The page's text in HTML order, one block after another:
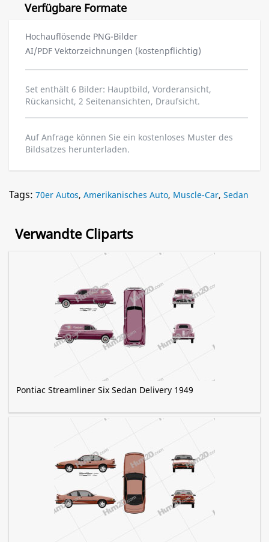
Verfügbare Formate
Hochauflösende PNG-Bilder
AI/PDF Vektorzeichnungen (kostenpflichtig)
Set enthält 6 Bilder: Hauptbild, Vorderansicht,
Rückansicht, 2 Seitenansichten, Draufsicht.
Auf Anfrage können Sie ein kostenloses Muster des
Bildsatzes herunterladen.
Tags: 70er Autos, Amerikanisches Auto, Muscle-Car, Sedan
Verwandte Cliparts
Pontiac Streamliner Six Sedan Delivery 1949